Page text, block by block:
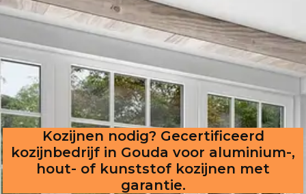
Kozijnen nodig? Gecertificeerd
kozijnbedrijf in Gouda voor aluminium-,
hout- of kunststof kozijnen met
garantie.